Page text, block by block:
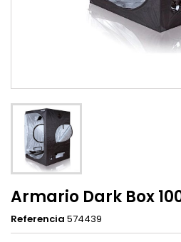
Armario Dark Box
Referencia 574439